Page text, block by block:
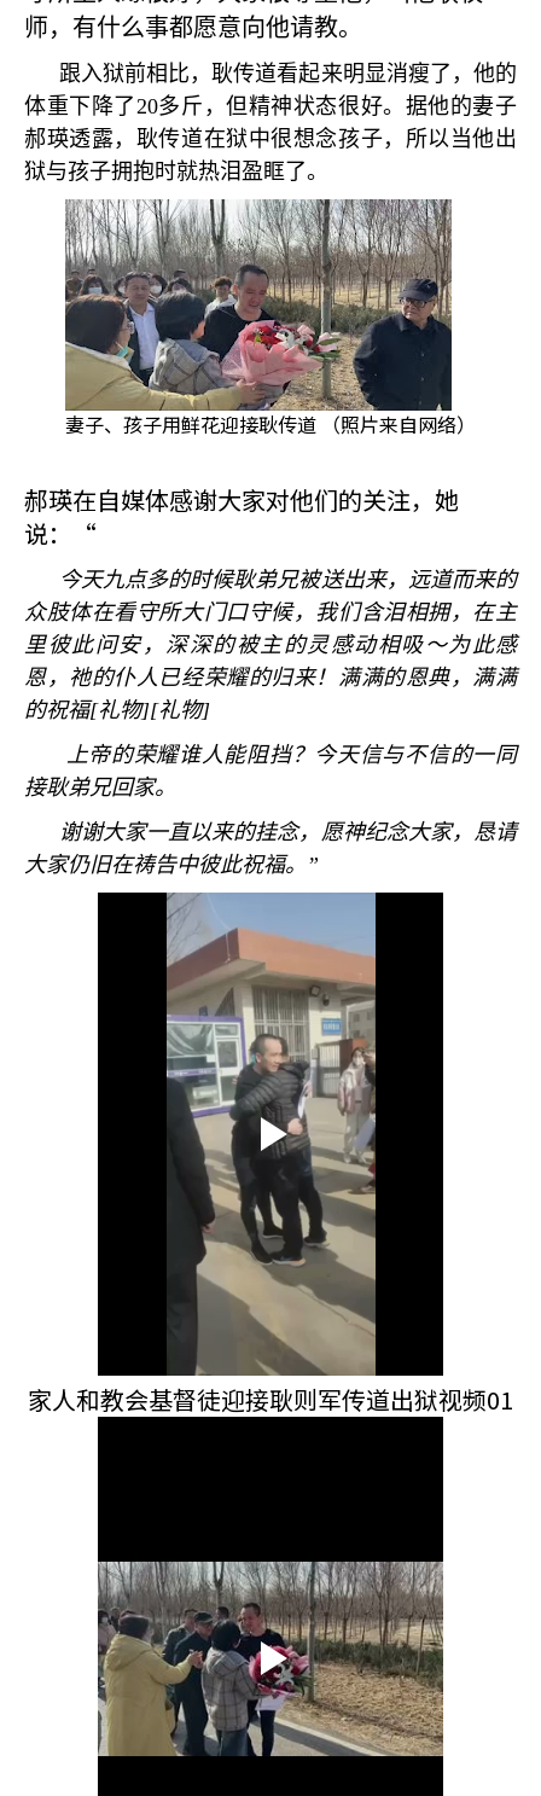
师，有什么事都愿意向他请教。
跟入狱前相比，耿传道看起来明显消瘦了，他的
体重下降了20多斤，但精神状态很好。据他的妻子
郝瑛透露，耿传道在狱中很想念孩子，所以当他出
狱与孩子拥抱时就热泪盈眶了。
妻子、孩子用鲜花迎接耿传道 （照片来自网络）
郝瑛在自媒体感谢大家对他们的关注，她
说：“
今天九点多的时候耿弟兄被送出来，远道而来的
众肢体在看守所大门口守候，我们含泪相拥，在主
里彼此问安，深深的被主的灵感动相吸～为此感
恩，祂的仆人已经荣耀的归来！满满的恩典，满满
的祝福[礼物][礼物]
上帝的荣耀谁人能阻挡？今天信与不信的一同
接耿弟兄回家。
谢谢大家一直以来的挂念，愿神纪念大家，恳请
大家仍旧在祷告中彼此祝福。”
家人和教会基督徒迎接耿则军传道出狱视频01